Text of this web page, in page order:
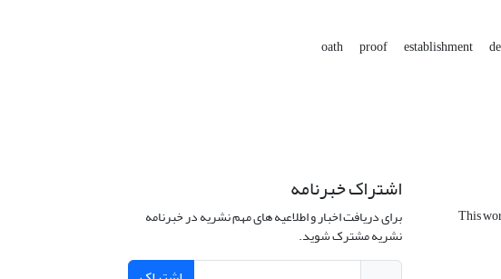
oath proof establishment
This
اشتراک خبرنامه
برای دریافت اخبار و اطلاعیه های مهم نشریه در خبرنامه
نشریه مشترک شوید.